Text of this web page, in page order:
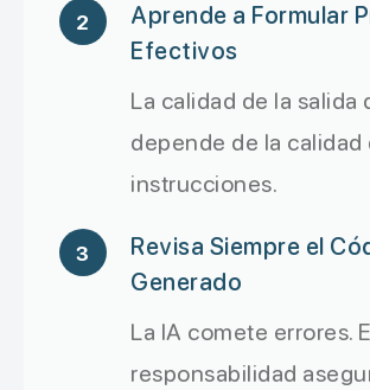
2
Aprende a Formular
Efectivos
La calidad de la salida
depende de la calidad
instrucciones.
3
Revisa Siempre el
Generado
La IA comete errores.
responsabilidad